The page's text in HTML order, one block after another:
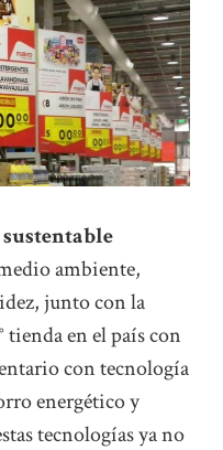
ambiente,
junto con la
en el país con
con tecnología
energético y
tecnologías ya no